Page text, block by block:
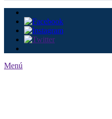
Menú